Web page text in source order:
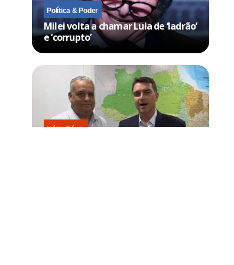
Política & Poder
Milei volta a chamar Lula de ‘ladrão’
e ‘corrupto’
Kátia Flávia